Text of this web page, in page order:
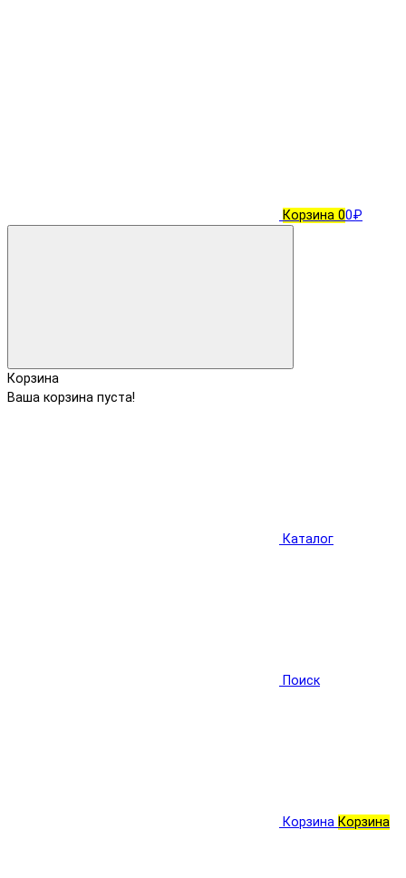
Корзина 00₽
Корзина
Ваша корзина пуста!
Каталог
Поиск
Корзина Корзина